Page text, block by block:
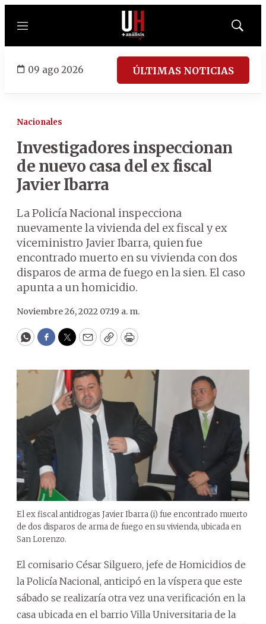
Menú
Mostrar
09 ago 2026 ÚLTIMAS NOTICIAS
Nacionales
Investigadores inspeccionan
de nuevo casa del ex fiscal
Javier Ibarra
La Policía Nacional inspecciona
nuevamente la vivienda del ex fiscal y ex
viceministro Javier Ibarra, quien fue
encontrado muerto en su vivienda con dos
disparos de arma de fuego en la sien. El caso
apunta a un homicidio.
Noviembre 26, 2022 07:19 a. m.
WhatsApp
Facebook
Twitter
EmailCopyPrint
El ex fiscal antidrogas Javier Ibarra (i) fue encontrado muerto
de dos disparos de arma de fuego en su vivienda, ubicada en
San Lorenzo.
El comisario César Silguero, jefe de Homicidios de
la Policía Nacional, anticipó en la víspera que este
sábado se realizaría otra vez una verificación en la
casa ubicada en el barrio Villa Universitaria de la